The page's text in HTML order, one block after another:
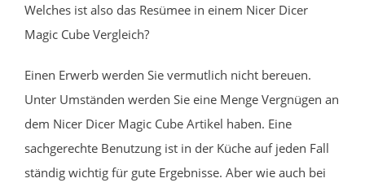
Welches ist also das Resümee in einem Nicer Dicer
Magic Cube Vergleich?
Einen Erwerb werden Sie vermutlich nicht bereuen.
Unter Umständen werden Sie eine Menge Vergnügen an
dem Nicer Dicer Magic Cube Artikel haben. Eine
sachgerechte Benutzung ist in der Küche auf jeden Fall
ständig wichtig für gute Ergebnisse. Aber wie auch bei